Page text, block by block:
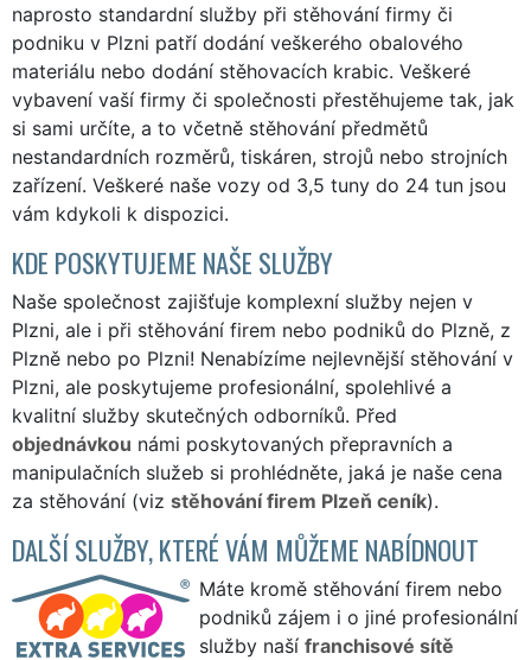
naprosto standardní služby při stěhování firmy či
podniku v Plzni patří dodání veškerého obalového
materiálu nebo dodání stěhovacích krabic. Veškeré
vybavení vaší firmy či společnosti přestěhujeme tak, jak
si sami určíte, a to včetně stěhování předmětů
nestandardních rozměrů, tiskáren, strojů nebo strojních
zařízení. Veškeré naše vozy od 3,5 tuny do 24 tun jsou
vám kdykoli k dispozici.
KDE POSKYTUJEME NAŠE SLUŽBY
Naše společnost zajišťuje komplexní služby nejen v
Plzni, ale i při stěhování firem nebo podniků do Plzně, z
Plzně nebo po Plzni! Nenabízíme nejlevnější stěhování v
Plzni, ale poskytujeme profesionální, spolehlivé a
kvalitní služby skutečných odborníků. Před
objednávkou námi poskytovaných přepravních a
manipulačních služeb si prohlédněte, jaká je naše cena
za stěhování (viz stěhování firem Plzeň ceník).
DALŠÍ SLUŽBY, KTERÉ VÁM MŮŽEME NABÍDNOUT
Máte kromě stěhování firem nebo
podniků zájem i o jiné profesionální
služby naší franchisové sítě